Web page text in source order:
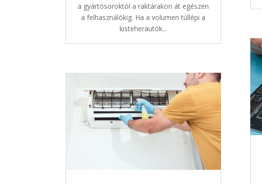
a gyártósoroktól a raktárakon át egészen
a felhasználókig. Ha a volumen túllépi a
kisteherautók...